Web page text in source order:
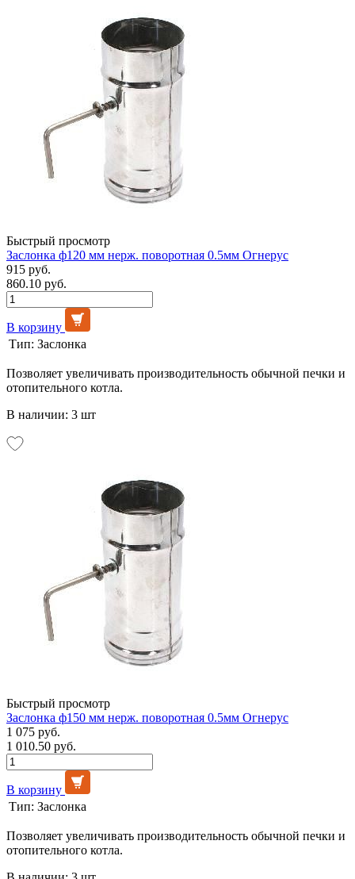
Быстрый просмотр
Заслонка ф120 мм нерж. поворотная 0.5мм Огнерус
915 руб.
860.10 руб.
В корзину
Тип: Заслонка
Позволяет увеличивать производительность обычной печки и
отопительного котла.
В наличии: 3 шт
Быстрый просмотр
Заслонка ф150 мм нерж. поворотная 0.5мм Огнерус
1 075 руб.
1 010.50 руб.
В корзину
Тип: Заслонка
Позволяет увеличивать производительность обычной печки и
отопительного котла.